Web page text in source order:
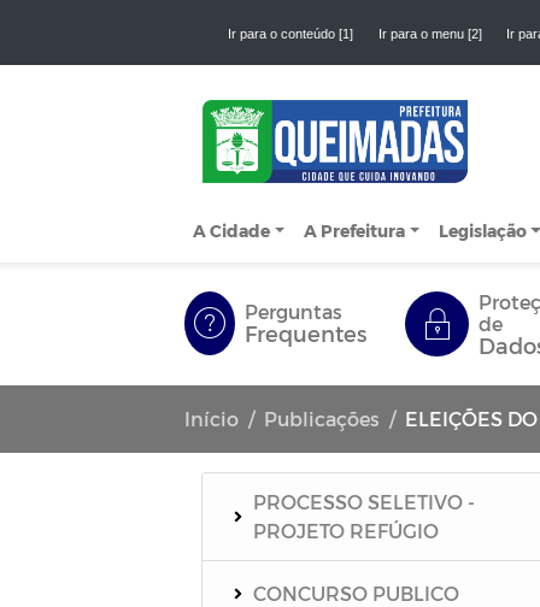
Ir para o conteúdo [1] Ir para o menu [2] Ir
A Cidade A Prefeitura Legislação
Perguntas
Frequentes
de
Início Publicações ELEIÇÕES
PROCESSO SELETIVO -
PROJETO REFÚGIO
CONCURSO PUBLICO